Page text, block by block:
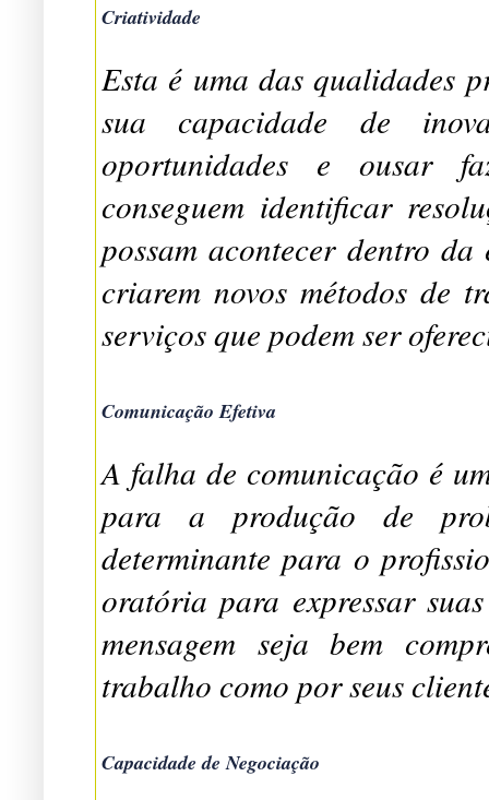
Criatividade
Esta é uma das qualidades
sua capacidade de
oportunidades e ousar
conseguem identificar
possam acontecer dentro
criarem novos métodos de
serviços que podem ser
Comunicação Efetiva
A falha de comunicação é
para a produção de
determinante para o
oratória para expressar
mensagem seja bem
trabalho como por seus
Capacidade de Negociação